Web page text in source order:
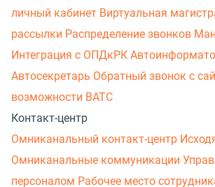
личный кабинет Виртуальная
рассылки Распределение звонков
Интеграция с ОПДкРК
Автосекретарь Обратный звонок с
возможности ВАТС
Контакт-центр
Омниканальный контакт-центр
Омниканальные коммуникации
персоналом Рабочее место